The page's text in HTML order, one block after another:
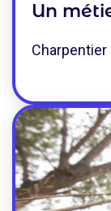
Un
Charpentier